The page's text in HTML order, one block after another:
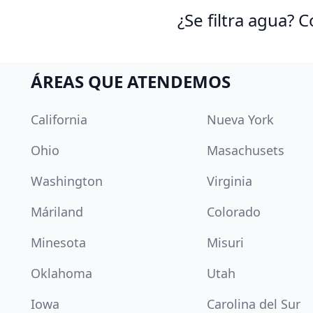
¿Se filtra agua?
ÁREAS QUE ATENDEMOS
California
Nueva York
Ohio
Masachusets
Washington
Virginia
Máriland
Colorado
Minesota
Misuri
Oklahoma
Utah
Iowa
Carolina del Sur